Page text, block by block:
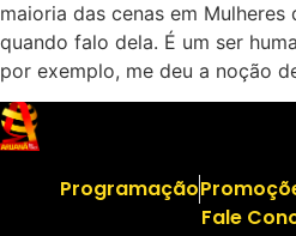
maioria das cenas em Mulheres
quando falo dela. É um ser
por exemplo, me deu a noção
Programação
Fale